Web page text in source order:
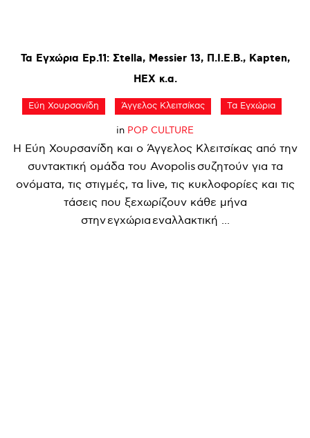
Τα Εγχώρια Ep.11: Σtella, Messier 13, Π.Ι.Ε.Β., Kapten,
HEX κ.α.
Εύη Χουρσανίδη Άγγελος Κλειτσίκας Τα Εγχώρια
in POP CULTURE
Η Εύη Χουρσανίδη και ο Άγγελος Κλειτσίκας από την
συντακτική ομάδα του Avopolis συζητούν για τα
ονόματα, τις στιγμές, τα live, τις κυκλοφορίες και τις
τάσεις που ξεχωρίζουν κάθε μήνα
στην εγχώρια εναλλακτική ...